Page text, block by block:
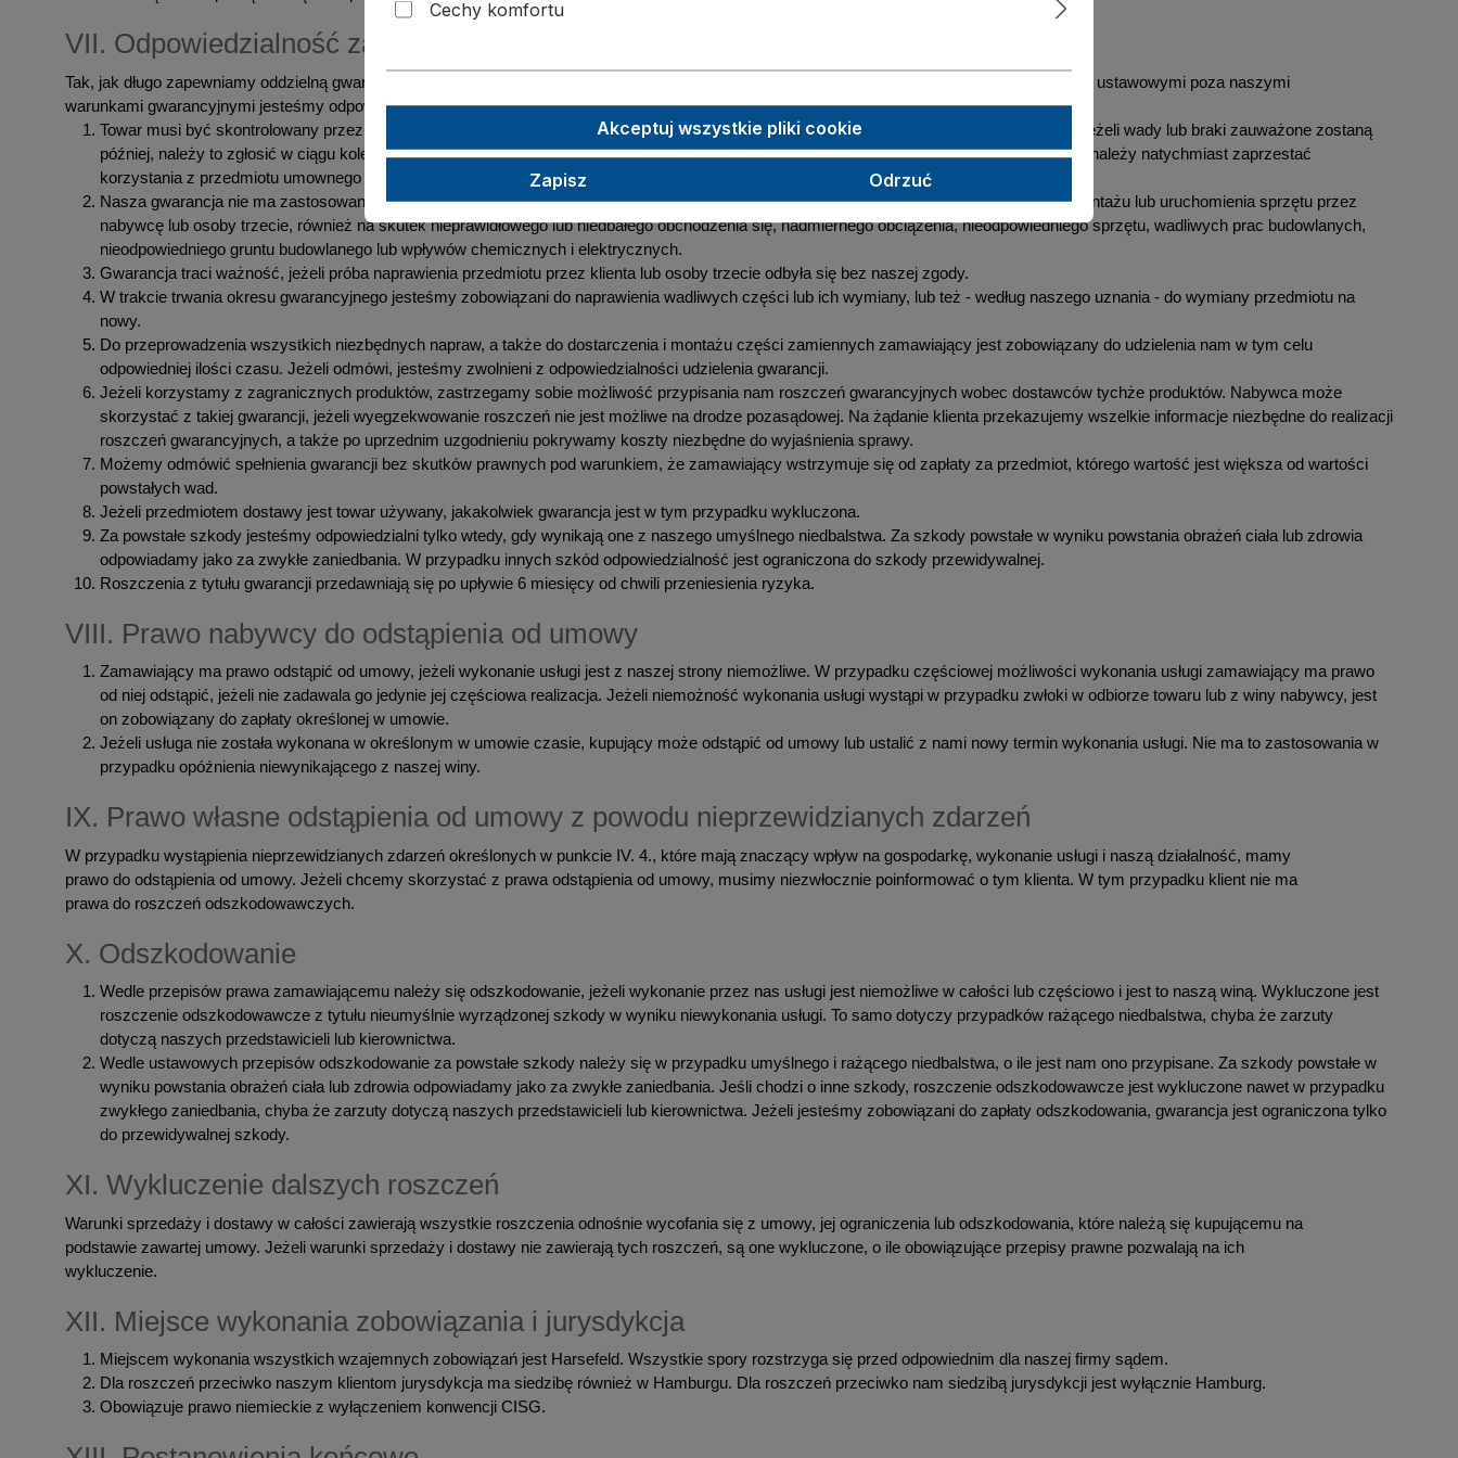
VII. Odpowiedzialność za wady w dostawie
Tak, jak długo zapewniamy oddzielną gwarancję na nasze produkty, traktujemy nasze warunki gwarancyjne za decydujące. Zgodnie z przepisami ustawowymi poza naszymi
warunkami gwarancyjnymi jesteśmy odpowiedzialni za wady i braki w dostawie, chyba że ustalono inaczej.
Towar musi być skontrolowany przez zamawiającego bezpośrednio po dostawie. Z reklamacją można wystąpić w ciągu 7 dni od dostawy. Jeżeli wady lub braki zauważone zostaną
później, należy to zgłosić w ciągu kolejnych 7 dni. W przeciwnym razie towar uznaje się za przyjęty również pomimo wad. Po wykryciu wad należy natychmiast zaprzestać
korzystania z przedmiotu umownego w celu uniknięcia dalszych szkód.
Nasza gwarancja nie ma zastosowania, jeśli chodzi o naturalne zużycie przedmiotu, o uszkodzenia powstałe na skutek nieprawidłowego montażu lub uruchomienia sprzętu przez
nabywcę lub osoby trzecie, również na skutek nieprawidłowego lub niedbałego obchodzenia się, nadmiernego obciążenia, nieodpowiedniego sprzętu, wadliwych prac budowlanych,
nieodpowiedniego gruntu budowlanego lub wpływów chemicznych i elektrycznych.
Gwarancja traci ważność, jeżeli próba naprawienia przedmiotu przez klienta lub osoby trzecie odbyła się bez naszej zgody.
W trakcie trwania okresu gwarancyjnego jesteśmy zobowiązani do naprawienia wadliwych części lub ich wymiany, lub też - według naszego uznania - do wymiany przedmiotu na
nowy.
Do przeprowadzenia wszystkich niezbędnych napraw, a także do dostarczenia i montażu części zamiennych zamawiający jest zobowiązany do udzielenia nam w tym celu
odpowiedniej ilości czasu. Jeżeli odmówi, jesteśmy zwolnieni z odpowiedzialności udzielenia gwarancji.
Jeżeli korzystamy z zagranicznych produktów, zastrzegamy sobie możliwość przypisania nam roszczeń gwarancyjnych wobec dostawców tychże produktów. Nabywca może
skorzystać z takiej gwarancji, jeżeli wyegzekwowanie roszczeń nie jest możliwe na drodze pozasądowej. Na żądanie klienta przekazujemy wszelkie informacje niezbędne do realizacji
roszczeń gwarancyjnych, a także po uprzednim uzgodnieniu pokrywamy koszty niezbędne do wyjaśnienia sprawy.
Możemy odmówić spełnienia gwarancji bez skutków prawnych pod warunkiem, że zamawiający wstrzymuje się od zapłaty za przedmiot, którego wartość jest większa od wartości
powstałych wad.
Jeżeli przedmiotem dostawy jest towar używany, jakakolwiek gwarancja jest w tym przypadku wykluczona.
Za powstałe szkody jesteśmy odpowiedzialni tylko wtedy, gdy wynikają one z naszego umyślnego niedbalstwa. Za szkody powstałe w wyniku powstania obrażeń ciała lub zdrowia
odpowiadamy jako za zwykłe zaniedbania. W przypadku innych szkód odpowiedzialność jest ograniczona do szkody przewidywalnej.
Roszczenia z tytułu gwarancji przedawniają się po upływie 6 miesięcy od chwili przeniesienia ryzyka.
VIII. Prawo nabywcy do odstąpienia od umowy
Zamawiający ma prawo odstąpić od umowy, jeżeli wykonanie usługi jest z naszej strony niemożliwe. W przypadku częściowej możliwości wykonania usługi zamawiający ma prawo
od niej odstąpić, jeżeli nie zadawala go jedynie jej częściowa realizacja. Jeżeli niemożność wykonania usługi wystąpi w przypadku zwłoki w odbiorze towaru lub z winy nabywcy, jest
on zobowiązany do zapłaty określonej w umowie.
Jeżeli usługa nie została wykonana w określonym w umowie czasie, kupujący może odstąpić od umowy lub ustalić z nami nowy termin wykonania usługi. Nie ma to zastosowania w
przypadku opóźnienia niewynikającego z naszej winy.
IX. Prawo własne odstąpienia od umowy z powodu nieprzewidzianych zdarzeń
W przypadku wystąpienia nieprzewidzianych zdarzeń określonych w punkcie IV. 4., które mają znaczący wpływ na gospodarkę, wykonanie usługi i naszą działalność, mamy
prawo do odstąpienia od umowy. Jeżeli chcemy skorzystać z prawa odstąpienia od umowy, musimy niezwłocznie poinformować o tym klienta. W tym przypadku klient nie ma
prawa do roszczeń odszkodowawczych.
X. Odszkodowanie
Wedle przepisów prawa zamawiającemu należy się odszkodowanie, jeżeli wykonanie przez nas usługi jest niemożliwe w całości lub częściowo i jest to naszą winą. Wykluczone jest
roszczenie odszkodowawcze z tytułu nieumyślnie wyrządzonej szkody w wyniku niewykonania usługi. To samo dotyczy przypadków rażącego niedbalstwa, chyba że zarzuty
dotyczą naszych przedstawicieli lub kierownictwa.
Wedle ustawowych przepisów odszkodowanie za powstałe szkody należy się w przypadku umyślnego i rażącego niedbalstwa, o ile jest nam ono przypisane. Za szkody powstałe w
wyniku powstania obrażeń ciała lub zdrowia odpowiadamy jako za zwykłe zaniedbania. Jeśli chodzi o inne szkody, roszczenie odszkodowawcze jest wykluczone nawet w przypadku
zwykłego zaniedbania, chyba że zarzuty dotyczą naszych przedstawicieli lub kierownictwa. Jeżeli jesteśmy zobowiązani do zapłaty odszkodowania, gwarancja jest ograniczona tylko
do przewidywalnej szkody.
XI. Wykluczenie dalszych roszczeń
Warunki sprzedaży i dostawy w całości zawierają wszystkie roszczenia odnośnie wycofania się z umowy, jej ograniczenia lub odszkodowania, które należą się kupującemu na
podstawie zawartej umowy. Jeżeli warunki sprzedaży i dostawy nie zawierają tych roszczeń, są one wykluczone, o ile obowiązujące przepisy prawne pozwalają na ich
wykluczenie.
XII. Miejsce wykonania zobowiązania i jurysdykcja
Miejscem wykonania wszystkich wzajemnych zobowiązań jest Harsefeld. Wszystkie spory rozstrzyga się przed odpowiednim dla naszej firmy sądem.
Dla roszczeń przeciwko naszym klientom jurysdykcja ma siedzibę również w Hamburgu. Dla roszczeń przeciwko nam siedzibą jurysdykcji jest wyłącznie Hamburg.
Obowiązuje prawo niemieckie z wyłączeniem konwencji CISG.
Cechy komfortu
Akceptuj wszystkie pliki cookie
Zapisz Odrzuć